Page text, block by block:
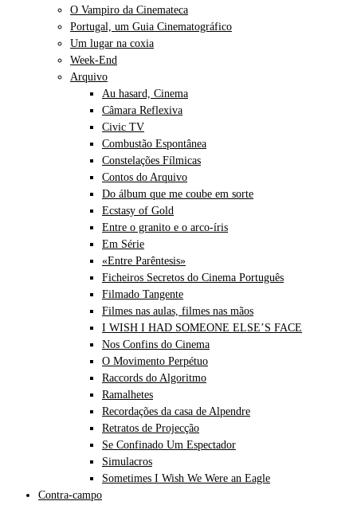
O Vampiro da Cinemateca
Portugal, um Guia Cinematográfico
Um lugar na coxia
Week-End
Arquivo
Au hasard, Cinema
Câmara Reflexiva
Civic TV
Combustão Espontânea
Constelações Fílmicas
Contos do Arquivo
Do álbum que me coube em sorte
Ecstasy of Gold
Entre o granito e o arco-íris
Em Série
«Entre Parêntesis»
Ficheiros Secretos do Cinema Português
Filmado Tangente
Filmes nas aulas, filmes nas mãos
I WISH I HAD SOMEONE ELSE’S FACE
Nos Confins do Cinema
O Movimento Perpétuo
Raccords do Algoritmo
Ramalhetes
Recordações da casa de Alpendre
Retratos de Projecção
Se Confinado Um Espectador
Simulacros
Sometimes I Wish We Were an Eagle
Contra-campo